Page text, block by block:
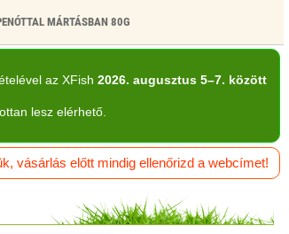
MÁRTÁSBAN 80G
az XFish 2026. augusztus 5–7. között
lesz elérhető.
vásárlás előtt mindig ellenőrizd a webcímet!